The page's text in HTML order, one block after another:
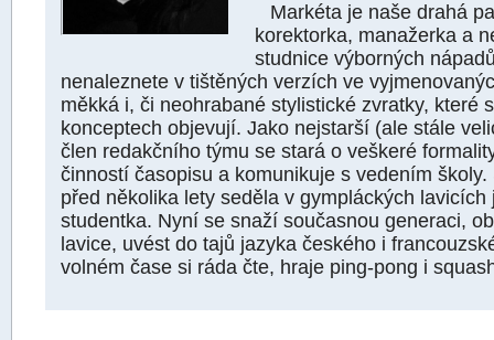
Markéta je naše drahá
korektorka, manažerka a
studnice výborných
nenaleznete v tištěných verzích ve
měkká i, či neohrabané stylistické zvratky, které
konceptech objevují. Jako nejstarší (ale stále
člen redakčního týmu se stará o veškeré
činností časopisu a komunikuje s vedením školy.
před několika lety seděla v gympláckých lavicích
studentka. Nyní se snaží současnou generaci,
lavice, uvést do tajů jazyka českého i
volném čase si ráda čte, hraje ping-pong i